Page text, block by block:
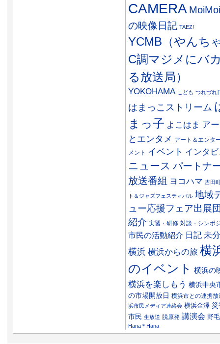
CAMERA
の映像日記 TAEZ!
YCMB（やんち
C調マジメにバ
る放送局）
YOKOHAMA こども つれづれ
はまっこストリーム
まっ子 よこはま ア
とエンタメ アート＆エンタ
メント
イベント インタ
ニュース パートナ
放送番組 ヨコハマ 吉田
ト＆ジャズフェスティバル 地域
ュー応援フェア出展
紹介 実習・研修 対談・シンポ
市民の活動紹介 日記 未
横浜 横浜からの旅 横
のイベント
横浜の
横浜を楽しもう 横浜中央
の市場開放日 横浜市との連携放
浜市民メディア連絡会 横浜金澤
市民 生放送 脱原発 講演会 野毛
Hana＊Hana